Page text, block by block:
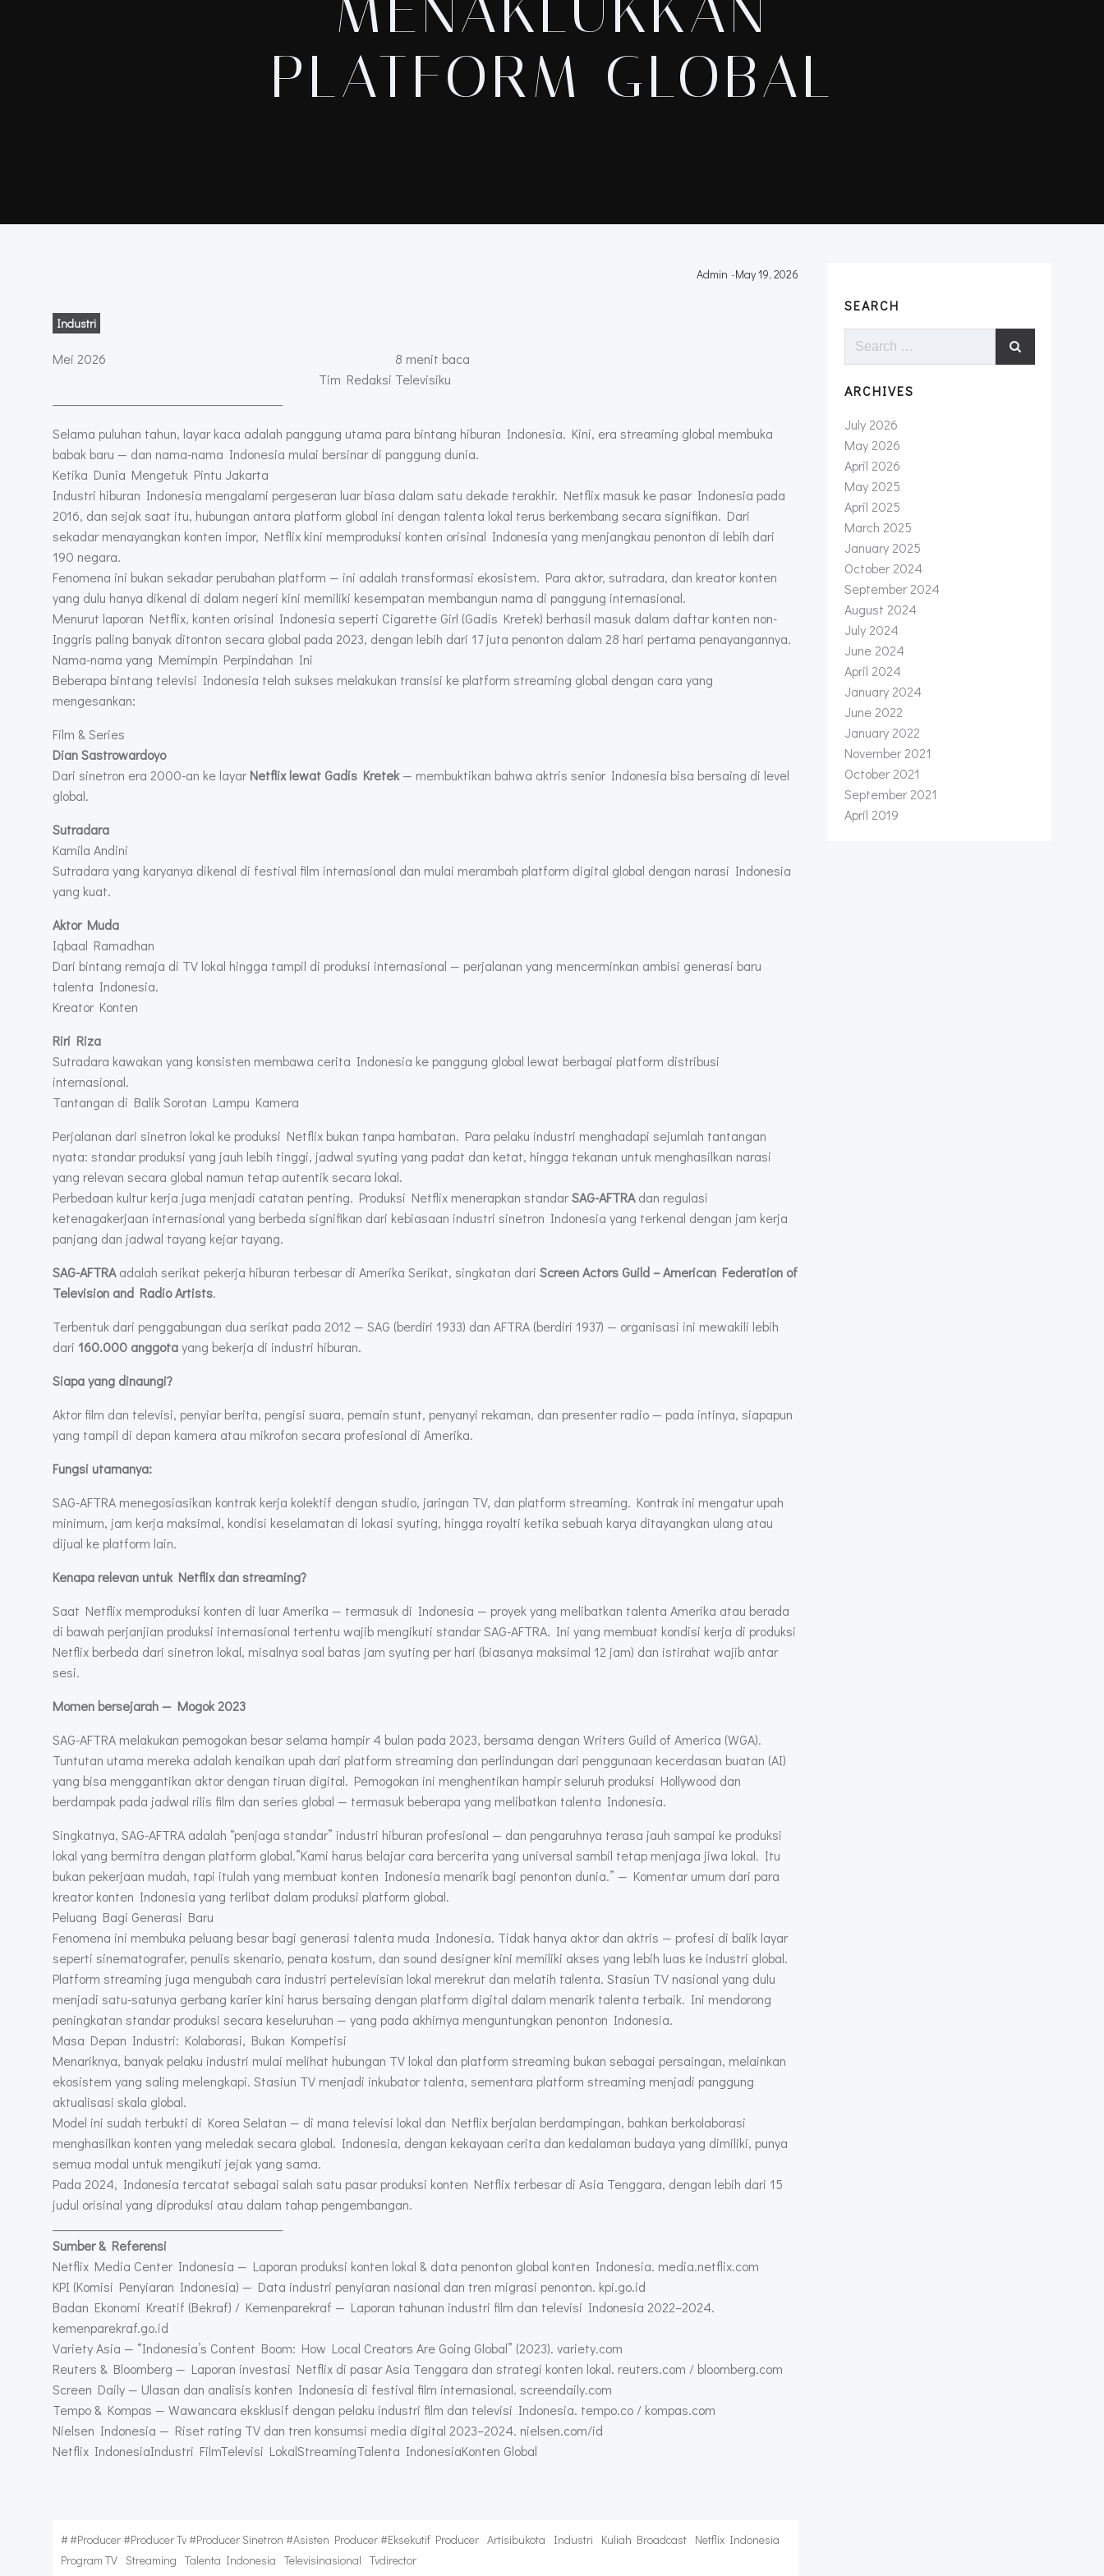
PLATFORM GLOBAL
Admin -May 19, 2026
Industri
Mei 2026 8 menit baca
Tim Redaksi Televisiku
Selama puluhan tahun, layar kaca adalah panggung utama para bintang hiburan Indonesia. Kini, era streaming global membuka
babak baru — dan nama-nama Indonesia mulai bersinar di panggung dunia.
Ketika Dunia Mengetuk Pintu Jakarta
Industri hiburan Indonesia mengalami pergeseran luar biasa dalam satu dekade terakhir. Netflix masuk ke pasar Indonesia pada
2016, dan sejak saat itu, hubungan antara platform global ini dengan talenta lokal terus berkembang secara signifikan. Dari
sekadar menayangkan konten impor, Netflix kini memproduksi konten orisinal Indonesia yang menjangkau penonton di lebih dari
190 negara.
Fenomena ini bukan sekadar perubahan platform — ini adalah transformasi ekosistem. Para aktor, sutradara, dan kreator konten
yang dulu hanya dikenal di dalam negeri kini memiliki kesempatan membangun nama di panggung internasional.
Menurut laporan Netflix, konten orisinal Indonesia seperti Cigarette Girl (Gadis Kretek) berhasil masuk dalam daftar konten non-
Inggris paling banyak ditonton secara global pada 2023, dengan lebih dari 17 juta penonton dalam 28 hari pertama penayangannya.
Nama-nama yang Memimpin Perpindahan Ini
Beberapa bintang televisi Indonesia telah sukses melakukan transisi ke platform streaming global dengan cara yang
mengesankan:
Film & Series
Dian Sastrowardoyo
Dari sinetron era 2000-an ke layarNetflix lewat Gadis Kretek— membuktikan bahwa aktris senior Indonesia bisa bersaing di level
global.
Sutradara
Kamila Andini
Sutradara yang karyanya dikenal di festival film internasional dan mulai merambah platform digital global dengan narasi Indonesia
yang kuat.
Aktor Muda
Iqbaal Ramadhan
Dari bintang remaja di TV lokal hingga tampil di produksi internasional — perjalanan yang mencerminkan ambisi generasi baru
talenta Indonesia.
Kreator Konten
Riri Riza
Sutradara kawakan yang konsisten membawa cerita Indonesia ke panggung global lewat berbagai platform distribusi
internasional.
Tantangan di Balik Sorotan Lampu Kamera
Perjalanan dari sinetron lokal ke produksi Netflix bukan tanpa hambatan. Para pelaku industri menghadapi sejumlah tantangan
nyata: standar produksi yang jauh lebih tinggi, jadwal syuting yang padat dan ketat, hingga tekanan untuk menghasilkan narasi
yang relevan secara global namun tetap autentik secara lokal.
Perbedaan kultur kerja juga menjadi catatan penting. Produksi Netflix menerapkan standarSAG-AFTRAdan regulasi
ketenagakerjaan internasional yang berbeda signifikan dari kebiasaan industri sinetron Indonesia yang terkenal dengan jam kerja
panjang dan jadwal tayang kejar tayang.
SAG-AFTRAadalah serikat pekerja hiburan terbesar di Amerika Serikat, singkatan dari Screen Actors Guild – American Federation of
Television and Radio Artists.
Terbentuk dari penggabungan dua serikat pada 2012 — SAG (berdiri 1933) dan AFTRA (berdiri 1937) — organisasi ini mewakili lebih
dari 160.000 anggotayang bekerja di industri hiburan.
Siapa yang dinaungi?
Aktor film dan televisi, penyiar berita, pengisi suara, pemain stunt, penyanyi rekaman, dan presenter radio — pada intinya, siapapun
yang tampil di depan kamera atau mikrofon secara profesional di Amerika.
Fungsi utamanya:
SAG-AFTRA menegosiasikan kontrak kerja kolektif dengan studio, jaringan TV, dan platform streaming. Kontrak ini mengatur upah
minimum, jam kerja maksimal, kondisi keselamatan di lokasi syuting, hingga royalti ketika sebuah karya ditayangkan ulang atau
dijual ke platform lain.
Kenapa relevan untuk Netflix dan streaming?
Saat Netflix memproduksi konten di luar Amerika — termasuk di Indonesia — proyek yang melibatkan talenta Amerika atau berada
di bawah perjanjian produksi internasional tertentu wajib mengikuti standar SAG-AFTRA. Ini yang membuat kondisi kerja di produksi
Netflix berbeda dari sinetron lokal, misalnya soal batas jam syuting per hari (biasanya maksimal 12 jam) dan istirahat wajib antar
sesi.
Momen bersejarah — Mogok 2023
SAG-AFTRA melakukan pemogokan besar selama hampir 4 bulan pada 2023, bersama dengan Writers Guild of America (WGA).
Tuntutan utama mereka adalah kenaikan upah dari platform streaming dan perlindungan dari penggunaan kecerdasan buatan (AI)
yang bisa menggantikan aktor dengan tiruan digital. Pemogokan ini menghentikan hampir seluruh produksi Hollywood dan
berdampak pada jadwal rilis film dan series global — termasuk beberapa yang melibatkan talenta Indonesia.
Singkatnya, SAG-AFTRA adalah “penjaga standar” industri hiburan profesional — dan pengaruhnya terasa jauh sampai ke produksi
lokal yang bermitra dengan platform global.”Kami harus belajar cara bercerita yang universal sambil tetap menjaga jiwa lokal. Itu
bukan pekerjaan mudah, tapi itulah yang membuat konten Indonesia menarik bagi penonton dunia.” — Komentar umum dari para
kreator konten Indonesia yang terlibat dalam produksi platform global.
Peluang Bagi Generasi Baru
Fenomena ini membuka peluang besar bagi generasi talenta muda Indonesia. Tidak hanya aktor dan aktris — profesi di balik layar
seperti sinematografer, penulis skenario, penata kostum, dan sound designer kini memiliki akses yang lebih luas ke industri global.
Platform streaming juga mengubah cara industri pertelevisian lokal merekrut dan melatih talenta. Stasiun TV nasional yang dulu
menjadi satu-satunya gerbang karier kini harus bersaing dengan platform digital dalam menarik talenta terbaik. Ini mendorong
peningkatan standar produksi secara keseluruhan — yang pada akhirnya menguntungkan penonton Indonesia.
Masa Depan Industri: Kolaborasi, Bukan Kompetisi
Menariknya, banyak pelaku industri mulai melihat hubungan TV lokal dan platform streaming bukan sebagai persaingan, melainkan
ekosistem yang saling melengkapi. Stasiun TV menjadi inkubator talenta, sementara platform streaming menjadi panggung
aktualisasi skala global.
Model ini sudah terbukti di Korea Selatan — di mana televisi lokal dan Netflix berjalan berdampingan, bahkan berkolaborasi
menghasilkan konten yang meledak secara global. Indonesia, dengan kekayaan cerita dan kedalaman budaya yang dimiliki, punya
semua modal untuk mengikuti jejak yang sama.
Pada 2024, Indonesia tercatat sebagai salah satu pasar produksi konten Netflix terbesar di Asia Tenggara, dengan lebih dari 15
judul orisinal yang diproduksi atau dalam tahap pengembangan.
Sumber & Referensi
Netflix Media Center Indonesia — Laporan produksi konten lokal & data penonton global konten Indonesia. media.netflix.com
KPI (Komisi Penyiaran Indonesia) — Data industri penyiaran nasional dan tren migrasi penonton. kpi.go.id
Badan Ekonomi Kreatif (Bekraf) / Kemenparekraf — Laporan tahunan industri film dan televisi Indonesia 2022–2024.
kemenparekraf.go.id
Variety Asia — “Indonesia’s Content Boom: How Local Creators Are Going Global” (2023). variety.com
Reuters & Bloomberg — Laporan investasi Netflix di pasar Asia Tenggara dan strategi konten lokal. reuters.com / bloomberg.com
Screen Daily — Ulasan dan analisis konten Indonesia di festival film internasional. screendaily.com
Tempo & Kompas — Wawancara eksklusif dengan pelaku industri film dan televisi Indonesia. tempo.co / kompas.com
Nielsen Indonesia — Riset rating TV dan tren konsumsi media digital 2023–2024. nielsen.com/id
Netflix IndonesiaIndustri FilmTelevisi LokalStreamingTalenta IndonesiaKonten Global
##producer #producer Tv #producer Sinetron #asisten Producer #eksekutif Producer Artisibukota Industri Kuliah Broadcast Netflix Indonesia
Program TV Streaming Talenta Indonesia Televisinasional Tvdirector
SEARCH
Search
ARCHIVES
July 2026
May 2026
April 2026
May 2025
April 2025
March 2025
January 2025
October 2024
September 2024
August 2024
July 2024
June 2024
April 2024
January 2024
June 2022
January 2022
November 2021
October 2021
September 2021
April 2019